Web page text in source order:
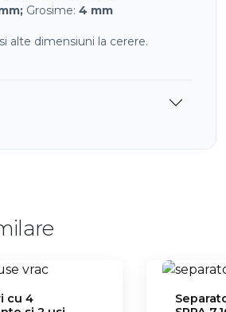
Grosime: 4 mm
alte dimensiuni la cerere.
cu 4